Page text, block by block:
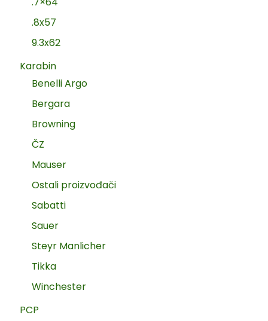
.8x57
9.3x62
Karabin
Benelli Argo
Bergara
Browning
ČZ
Mauser
Ostali proizvođači
Sabatti
Sauer
Steyr Manlicher
Tikka
Winchester
PCP